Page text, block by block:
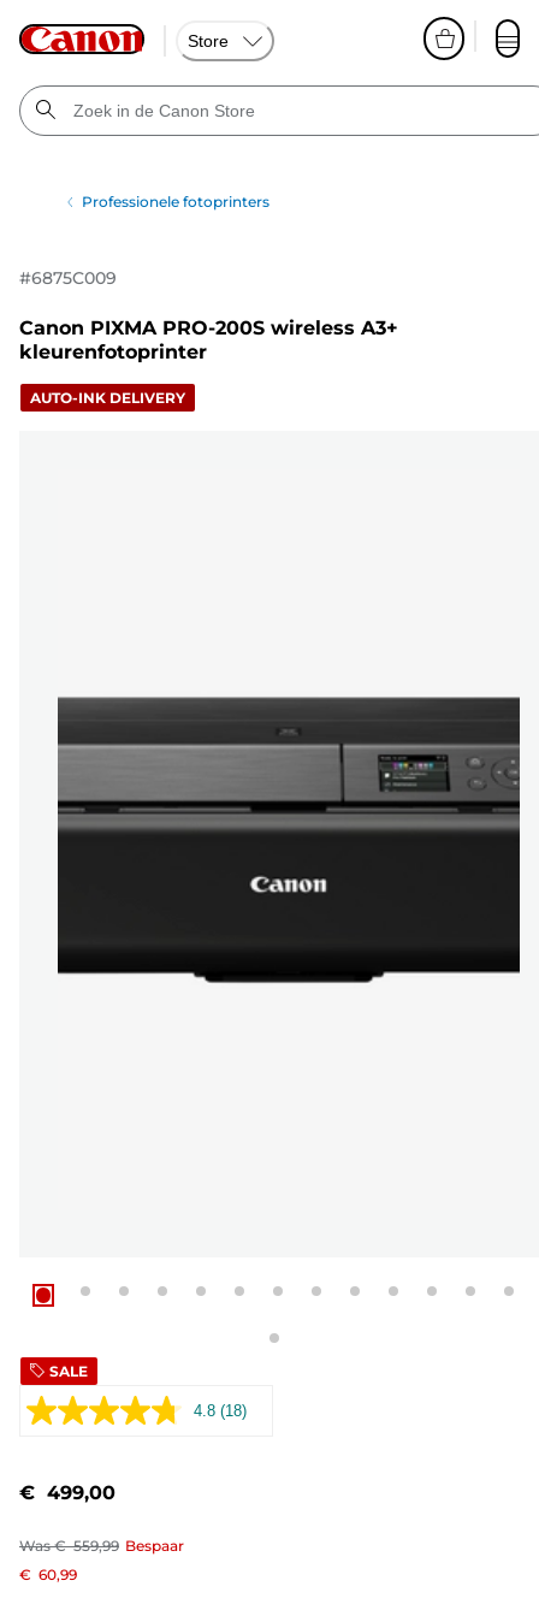
Store
Professionele fotoprinters
#6875C009
Canon PIXMA PRO-200S wireless A3+
kleurenfotoprinter
AUTO-INK DELIVERY
SALE
4.8 Lees
(18)
€ 499,00
Was€ 559,99 Bespaar
€ 60,99